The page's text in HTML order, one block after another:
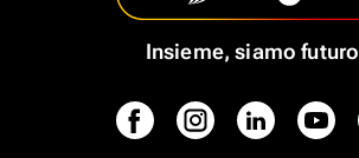
Insieme, siamo futuro